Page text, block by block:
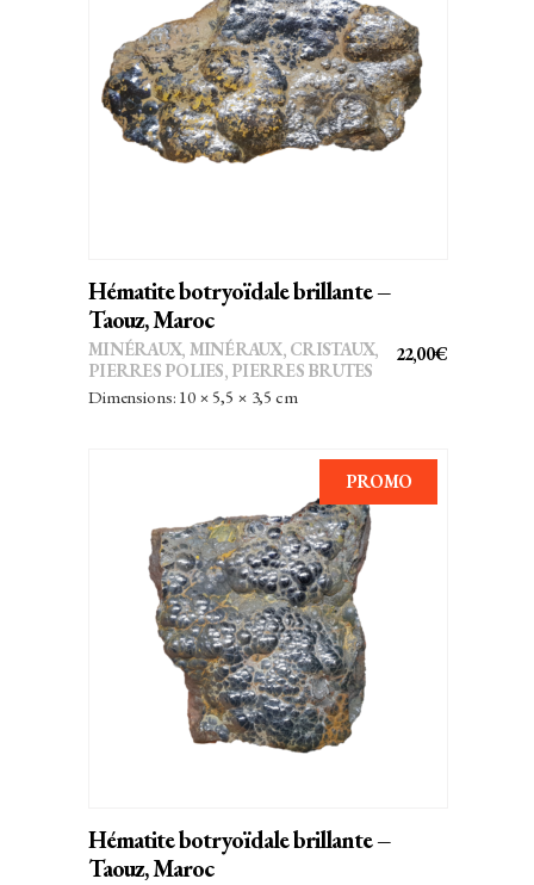
AJOUTER AU PANIER
Hématite botryoïdale brillante –
Taouz, Maroc
22,00€
MINÉRAUX, MINÉRAUX, CRISTAUX,
PIERRES POLIES, PIERRES BRUTES
Dimensions: 10 × 5,5 × 3,5 cm
PROMO
AJOUTER AU PANIER
Hématite botryoïdale brillante –
Taouz, Maroc